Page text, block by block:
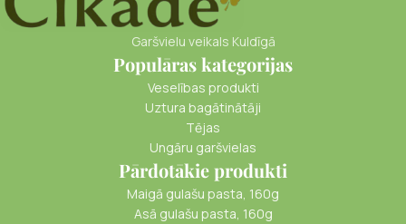
Garšvielu veikals Kuldīgā
Populāras kategorijas
Veselības produkti
Uztura bagātinātāji
Tējas
Ungāru garšvielas
Pārdotākie produkti
Maigā gulašu pasta, 160g
Asā gulašu pasta, 160g